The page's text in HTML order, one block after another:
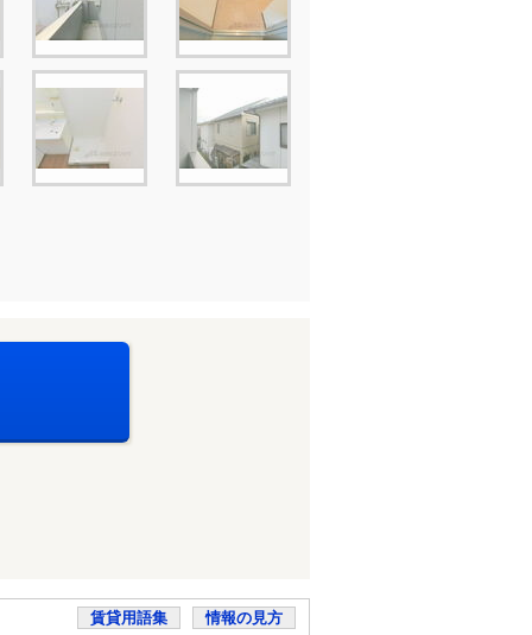
賃貸用語集 情報の見方